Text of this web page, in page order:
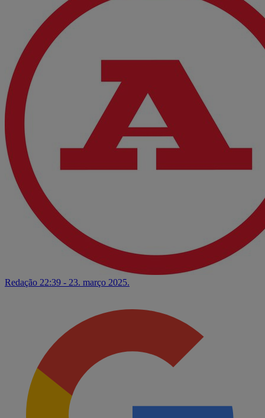
Redação 22:39 - 23. março 2025.